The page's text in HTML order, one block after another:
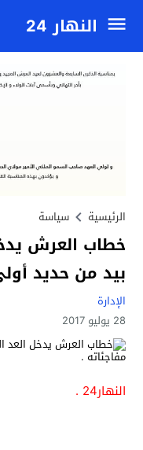
النهار 24
الرئيسية سياسة
خطاب العرش
بيد من حديد
الإدارة
28 يوليو 2017
النهار24 .